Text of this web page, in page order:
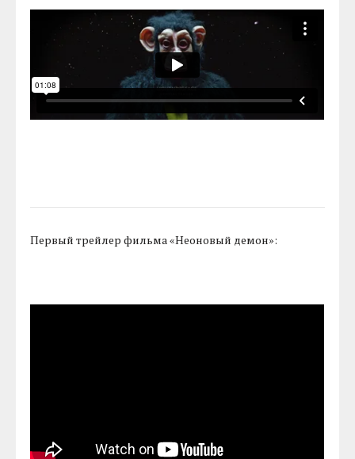
Первый трейлер фильма «Неоновый демон»: